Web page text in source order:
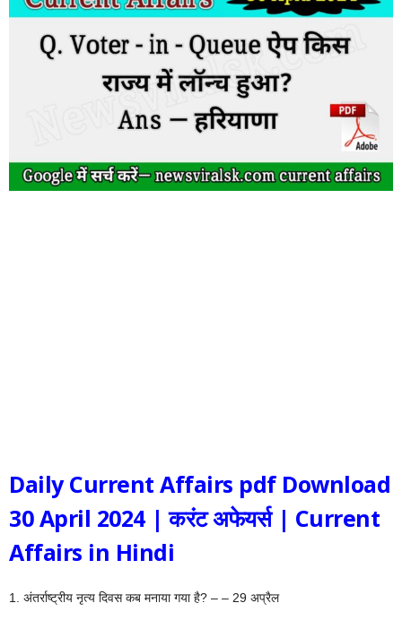
Daily Current Affairs pdf Download
30 April 2024 |करंटअफेयर्स| Current
Affairs in Hindi
1. अंतर्राष्ट्रीय नृत्य दिवस कब मनाया गया है? – – 29 अप्रैल